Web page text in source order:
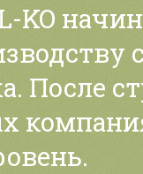
KO
После